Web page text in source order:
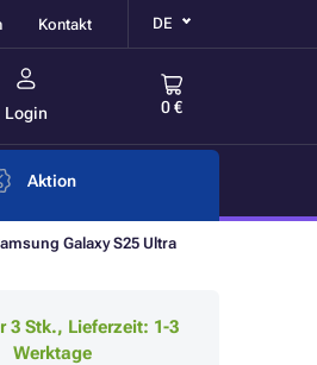
Kontakt DE
Login 0 €
Aktion
Galaxy S25 Ultra
3 Stk., Lieferzeit: 1-3
Werktage